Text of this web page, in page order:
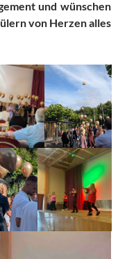
und wünschen
von Herzen alles